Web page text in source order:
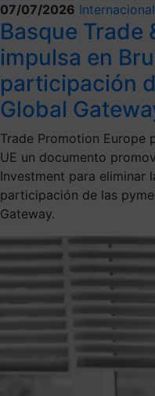
07/07/2026
Basque Trade
impulsa en
participación
Global
Trade Promotion Europe
UE un documento
Investment para eliminar
participación de las
Gateway.